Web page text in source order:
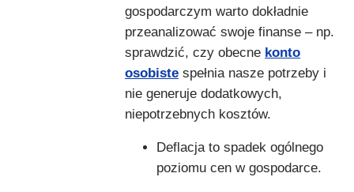
gospodarczym warto dokładnie
przeanalizować swoje finanse – np.
sprawdzić, czy obecne konto
osobiste spełnia nasze potrzeby i
nie generuje dodatkowych,
niepotrzebnych kosztów.
Deflacja to spadek ogólnego
poziomu cen w gospodarce.